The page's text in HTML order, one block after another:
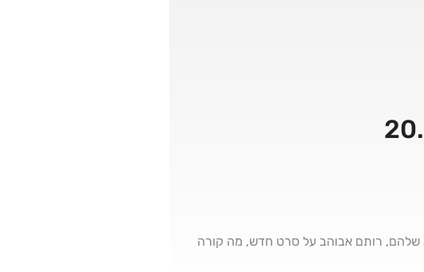
בריבים לא שלהם, רותם אבוהב על סרט חדש, מה קורה